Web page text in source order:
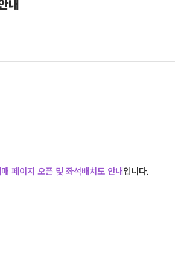
내
페이지 오픈 및 좌석배치도 안내입니다.